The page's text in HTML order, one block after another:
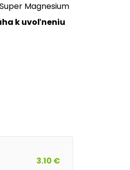
Magnesium
k uvoľneniu
3.10 €